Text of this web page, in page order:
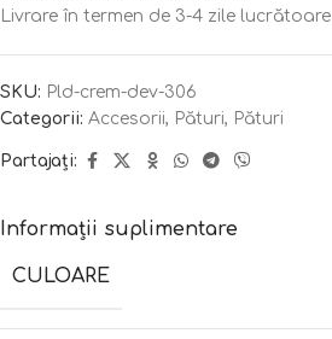
Livrare în termen de 3-4 zile lucrătoare
SKU: Pld-crem-dev-306
Categorii: Accesorii, Pături, Pături
Partajați:
Informații suplimentare
CULOARE